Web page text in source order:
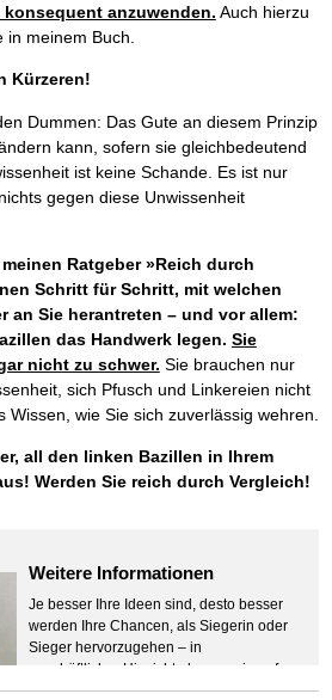
anzuwenden. Auch hierzu
meinem Buch.
Kürzeren!
Dummen: Das Gute an diesem Prinzip
kann, sofern sie gleichbedeutend
ist keine Schande. Es ist nur
gegen diese Unwissenheit
Ratgeber »Reich durch
Schritt für Schritt, mit welchen
an Sie herantreten – und vor allem:
das Handwerk legen. Sie
nicht zu schwer. Sie brauchen nur
sich Pfusch und Linkereien nicht
Wissen, wie Sie sich zuverlässig wehren.
all den linken Bazillen in Ihrem
Werden Sie reich durch Vergleich!
Weitere Informationen
Je besser Ihre Ideen sind, desto besser
werden Ihre Chancen, als Siegerin oder
Sieger hervorzugehen – in
geschäftlicher Hinsicht ebenso wie auf
beruflichem oder privatem Gebiet. Denn